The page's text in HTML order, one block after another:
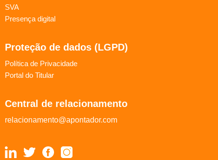
SVA
Presença digital
Proteção de dados (LGPD)
Política de Privacidade
Portal do Titular
Central de relacionamento
relacionamento@apontador.com